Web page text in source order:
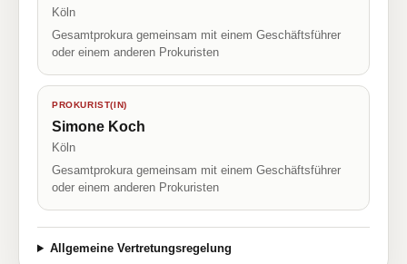
Köln
Gesamtprokura gemeinsam mit einem Geschäftsführer
oder einem anderen Prokuristen
PROKURIST(IN)
Simone Koch
Köln
Gesamtprokura gemeinsam mit einem Geschäftsführer
oder einem anderen Prokuristen
Allgemeine Vertretungsregelung